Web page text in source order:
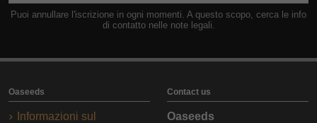
Puoi annullare l'iscrizione in ogni momenti. A questo scopo, cerca le info
di contatto nelle note legali.
Oaseeds
Informazioni sul
Contact us
Oaseeds